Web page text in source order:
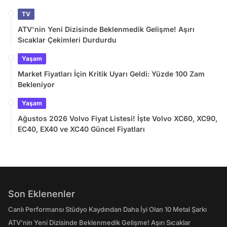
TV
ATV'nin Yeni Dizisinde Beklenmedik Gelişme! Aşırı
Sıcaklar Çekimleri Durdurdu
Yaşam
Market Fiyatları İçin Kritik Uyarı Geldi: Yüzde 100 Zam
Bekleniyor
Yaşam
Ağustos 2026 Volvo Fiyat Listesi! İşte Volvo XC60, XC90,
EC40, EX40 ve XC40 Güncel Fiyatları
Son Eklenenler
Canlı Performansı Stüdyo Kaydından Daha İyi Olan 10 Metal Şarkı
ATV'nin Yeni Dizisinde Beklenmedik Gelişme! Aşırı Sıcaklar